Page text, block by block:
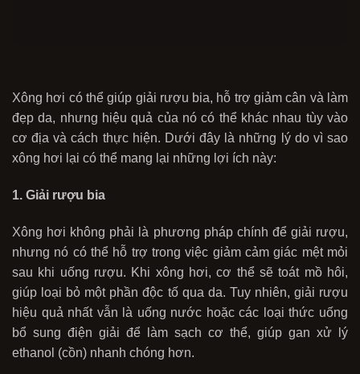
Xông hơi có thể giúp giải rượu bia, hỗ trợ giảm cân và làm
đẹp da, nhưng hiệu quả của nó có thể khác nhau tùy vào
cơ địa và cách thực hiện. Dưới đây là những lý do vì sao
xông hơi lại có thể mang lại những lợi ích này:
1. Giải rượu bia
Xông hơi không phải là phương pháp chính để giải rượu,
nhưng nó có thể hỗ trợ trong việc giảm cảm giác mệt mỏi
sau khi uống rượu. Khi xông hơi, cơ thể sẽ toát mồ hôi,
giúp loại bỏ một phần độc tố qua da. Tuy nhiên, giải rượu
hiệu quả nhất vẫn là uống nước hoặc các loại thức uống
bổ sung điện giải để làm sạch cơ thể, giúp gan xử lý
ethanol (cồn) nhanh chóng hơn.